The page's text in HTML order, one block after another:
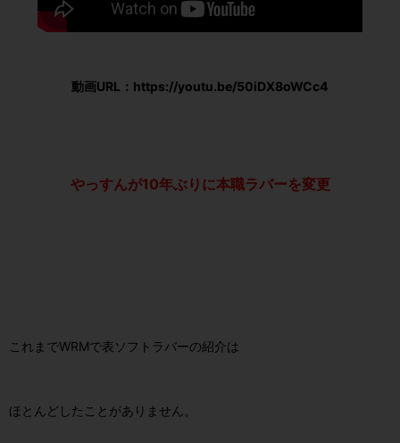
動画URL：https://youtu.be/50iDX8oWCc4
やっすんが10年ぶりに本職ラバーを変更
これまでWRMで表ソフトラバーの紹介は
ほとんどしたことがありません。